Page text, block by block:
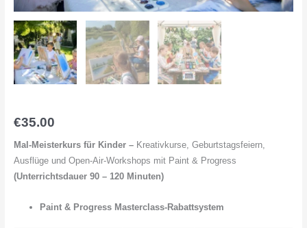
€35.00
Mal-Meisterkurs für Kinder – Kreativkurse, Geburtstagsfeiern,
Ausflüge und Open-Air-Workshops mit Paint & Progress
(Unterrichtsdauer 90 – 120 Minuten)
Paint & Progress Masterclass-Rabattsystem